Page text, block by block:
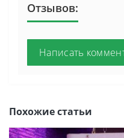
Отзывов:
Написать
Похожие статьи